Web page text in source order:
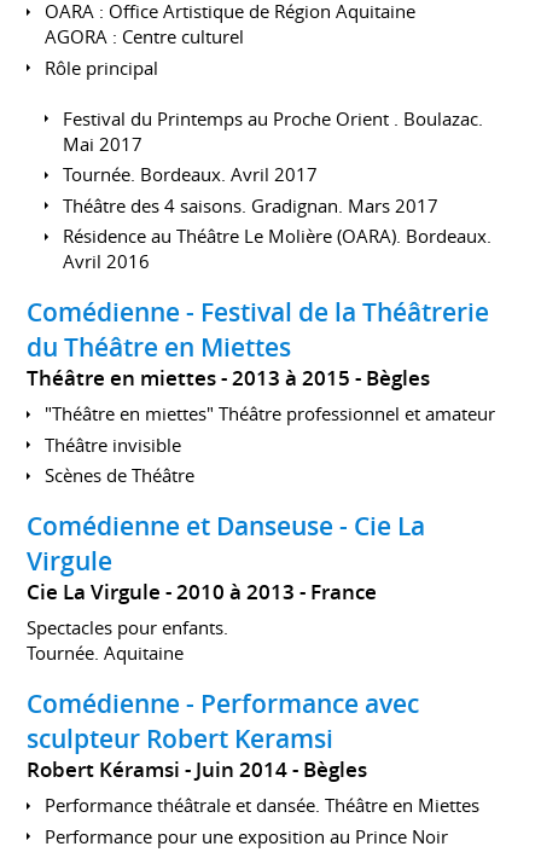
OARA : Office Artistique de Région Aquitaine
AGORA : Centre culturel
Rôle principal
Festival du Printemps au Proche Orient . Boulazac.
Mai 2017
Tournée. Bordeaux. Avril 2017
Théâtre des 4 saisons. Gradignan. Mars 2017
Résidence au Théâtre Le Molière (OARA). Bordeaux.
Avril 2016
Comédienne - Festival de la Théâtrerie
du Théâtre en Miettes
Théâtre en miettes 2013 à 2015 Bègles
"Théâtre en miettes" Théâtre professionnel et amateur
Théâtre invisible
Scènes de Théâtre
Comédienne et Danseuse - Cie La
Virgule
Cie La Virgule 2010 à 2013 France
Spectacles pour enfants.
Tournée. Aquitaine
Comédienne - Performance avec
sculpteur Robert Keramsi
Robert Kéramsi Juin 2014 Bègles
Performance théâtrale et dansée. Théâtre en Miettes
Performance pour une exposition au Prince Noir